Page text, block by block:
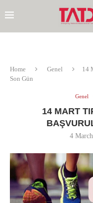
Home Genel
14
Son Gün
Genel
14 MART
4